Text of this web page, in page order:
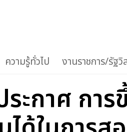
ความรู้ทั่วไป งานราชการ/รัฐ
ะกาศ กา